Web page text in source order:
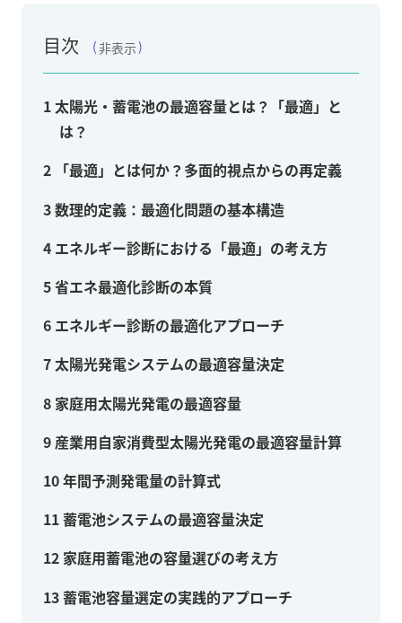
目次 非表示
1 太陽光・蓄電池の最適容量とは？「最適」と
は？
2 「最適」とは何か？多面的視点からの再定義
3数理的定義：最適化問題の基本構造
4 エネルギー診断における「最適」の考え方
5省エネ最適化診断の本質
6 エネルギー診断の最適化アプローチ
7 太陽光発電システムの最適容量決定
8 家庭用太陽光発電の最適容量
9 産業用自家消費型太陽光発電の最適容量計算
10年間予測発電量の計算式
11蓄電池システムの最適容量決定
12 家庭用蓄電池の容量選びの考え方
13蓄電池容量選定の実践的アプローチ